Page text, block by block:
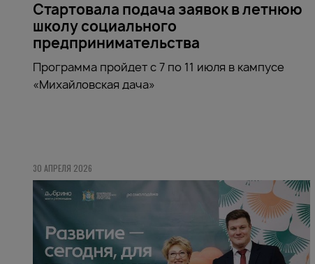
Стартовала подача заявок в летнюю
школу социального
предпринимательства
Программа пройдет с 7 по 11 июля в кампусе
«Михайловская дача»
30 АПРЕЛЯ 2026